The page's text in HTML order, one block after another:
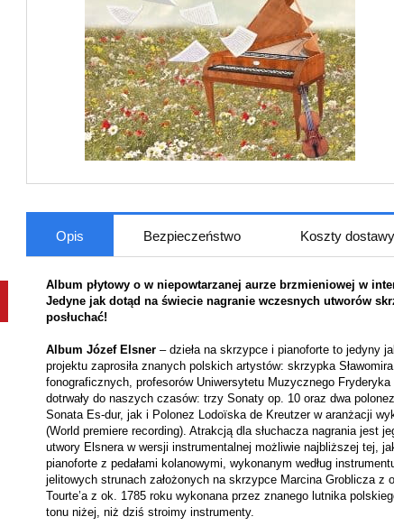
Opis Bezpieczeństwo Koszty dostawy
Album płytowy o w niepowtarzanej aurze brzmieniowej w
Jedyne jak dotąd na świecie nagranie wczesnych utworów
posłuchać!
Album Józef Elsner – dzieła na skrzypce i pianoforte to jedyny
projektu zaprosiła znanych polskich artystów: skrzypka
fonograficznych, profesorów Uniwersytetu Muzycznego
dotrwały do naszych czasów: trzy Sonaty op. 10 oraz dwa
Sonata Es-dur, jak i Polonez Lodoïska de Kreutzer w aranżacji
(World premiere recording). Atrakcją dla słuchacza nagrania jest
utwory Elsnera w wersji instrumentalnej możliwie najbliższej tej,
pianoforte z pedałami kolanowymi, wykonanym według
jelitowych strunach założonych na skrzypce Marcina Groblicza z
Tourte’a z ok. 1785 roku wykonana przez znanego lutnika
tonu niżej, niż dziś stroimy instrumenty.